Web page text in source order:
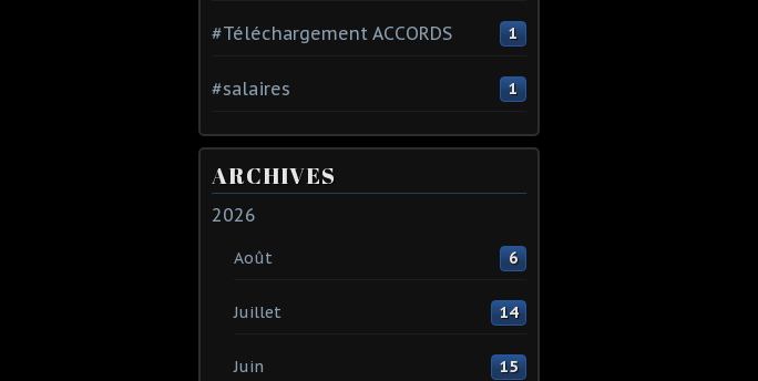
#Téléchargement ACCORDS 1
#salaires 1
ARCHIVES
2026
Août 6
Juillet 14
Juin 15